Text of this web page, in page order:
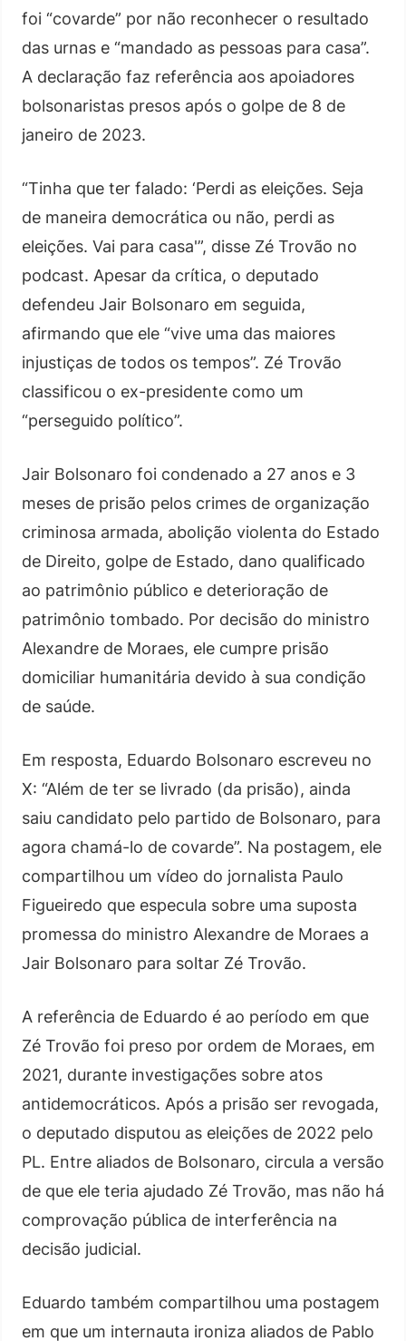
foi “covarde” por não reconhecer o resultado
das urnas e “mandado as pessoas para casa”.
A declaração faz referência aos apoiadores
bolsonaristas presos após o golpe de 8 de
janeiro de 2023.
“Tinha que ter falado: ‘Perdi as eleições. Seja
de maneira democrática ou não, perdi as
eleições. Vai para casa'”, disse Zé Trovão no
podcast. Apesar da crítica, o deputado
defendeu Jair Bolsonaro em seguida,
afirmando que ele “vive uma das maiores
injustiças de todos os tempos”. Zé Trovão
classificou o ex-presidente como um
“perseguido político”.
Jair Bolsonaro foi condenado a 27 anos e 3
meses de prisão pelos crimes de organização
criminosa armada, abolição violenta do Estado
de Direito, golpe de Estado, dano qualificado
ao patrimônio público e deterioração de
patrimônio tombado. Por decisão do ministro
Alexandre de Moraes, ele cumpre prisão
domiciliar humanitária devido à sua condição
de saúde.
Em resposta, Eduardo Bolsonaro escreveu no
X: “Além de ter se livrado (da prisão), ainda
saiu candidato pelo partido de Bolsonaro, para
agora chamá-lo de covarde”. Na postagem, ele
compartilhou um vídeo do jornalista Paulo
Figueiredo que especula sobre uma suposta
promessa do ministro Alexandre de Moraes a
Jair Bolsonaro para soltar Zé Trovão.
A referência de Eduardo é ao período em que
Zé Trovão foi preso por ordem de Moraes, em
2021, durante investigações sobre atos
antidemocráticos. Após a prisão ser revogada,
o deputado disputou as eleições de 2022 pelo
PL. Entre aliados de Bolsonaro, circula a versão
de que ele teria ajudado Zé Trovão, mas não há
comprovação pública de interferência na
decisão judicial.
Eduardo também compartilhou uma postagem
em que um internauta ironiza aliados de Pablo